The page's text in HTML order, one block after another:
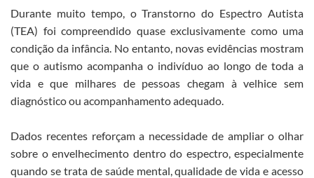
Durante muito tempo, o Transtorno do Espectro Autista
(TEA) foi compreendido quase exclusivamente como uma
condição da infância. No entanto, novas evidências mostram
que o autismo acompanha o indivíduo ao longo de toda a
vida e que milhares de pessoas chegam à velhice sem
diagnóstico ou acompanhamento adequado.
Dados recentes reforçam a necessidade de ampliar o olhar
sobre o envelhecimento dentro do espectro, especialmente
quando se trata de saúde mental, qualidade de vida e acesso